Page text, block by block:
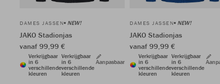
DAMES JASSEN NEW!
JAKO Stadionjas
vanaf 99,99 €
Verkrijgbaar
in 6
verschillende
kleuren
Verkrijgbaar
in 6
verschillende
kleuren
Aanpasbaar
DAMES JASSEN NEW!
JAKO Stadionjas
vanaf 99,99 €
Verkrijgbaar
in 6
verschillende
kleuren
Verkrijgbaar
in 6
verschillende
kleuren